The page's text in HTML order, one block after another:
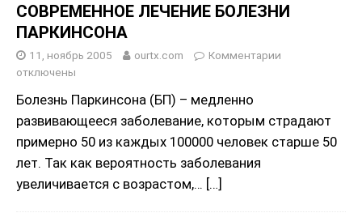
СОВРЕМЕННОЕ ЛЕЧЕНИЕ БОЛЕЗНИ
ПАРКИНСОНА
11, ноябрь 2005 ourtx.com
Комментарии
отключены
Болезнь Паркинсона (БП) – медленно
развивающееся заболевание, которым страдают
примерно 50 из каждых 100000 человек старше 50
лет. Так как вероятность заболевания
увеличивается с возрастом,… […]